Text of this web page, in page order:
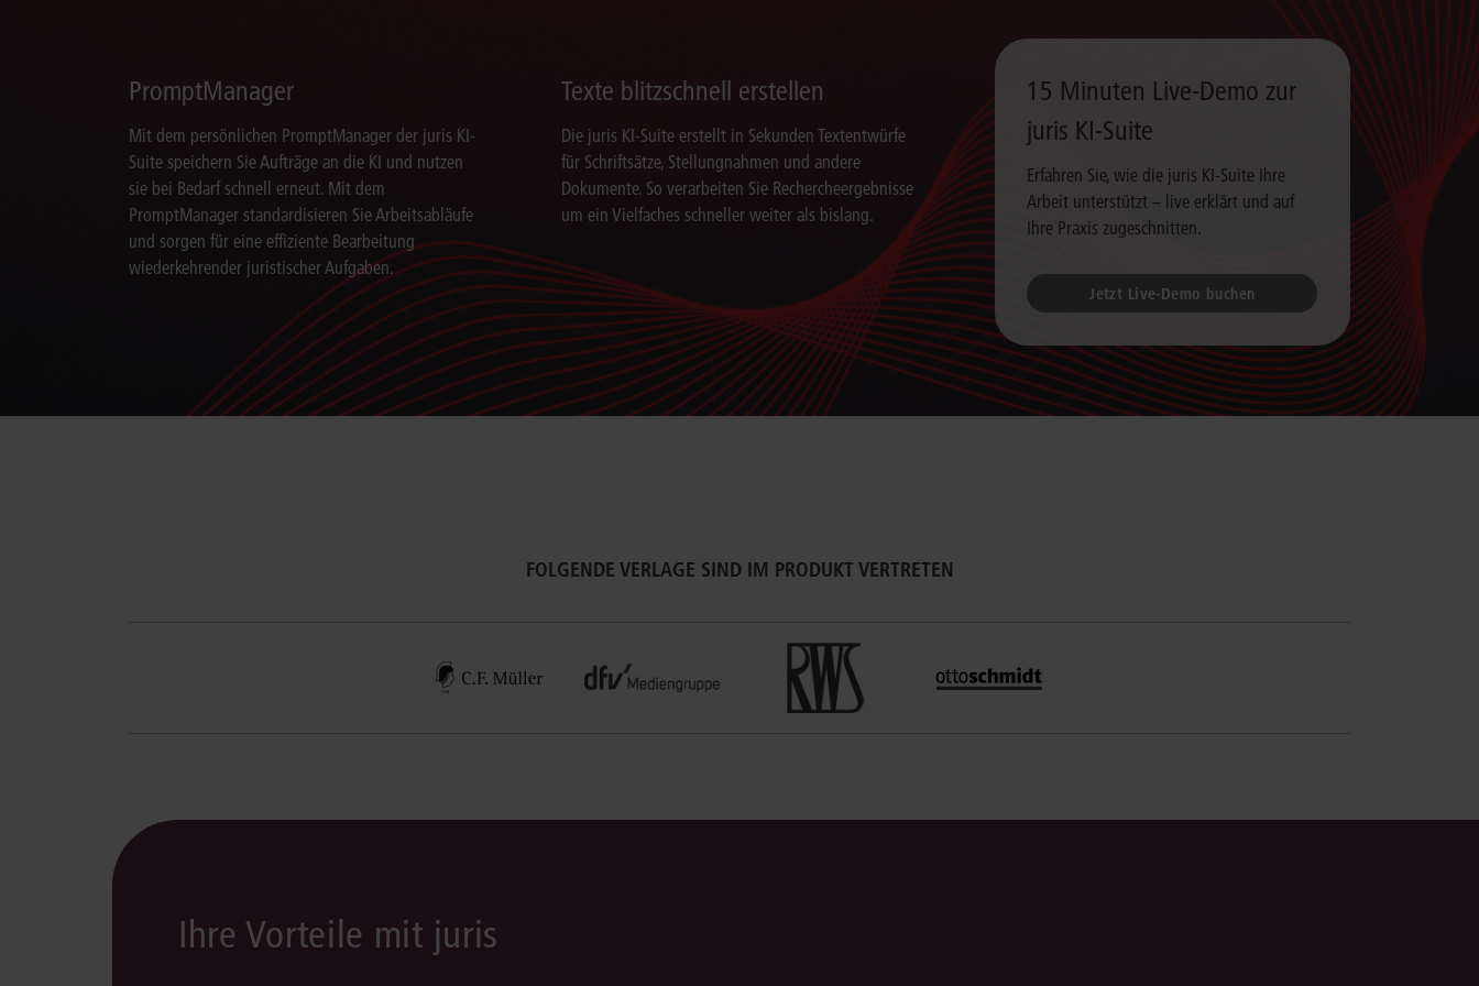
PromptManager
Mit dem persönlichen PromptManager der juris KI-
Suite speichern Sie Aufträge an die KI und nutzen
sie bei Bedarf schnell erneut. Mit dem
PromptManager standardisieren Sie Arbeitsabläufe
und sorgen für eine effiziente Bearbeitung
wiederkehrender juristischer Aufgaben.
Texte blitzschnell erstellen
Die juris KI-Suite erstellt in Sekunden Textentwürfe
für Schriftsätze, Stellungnahmen und andere
Dokumente. So verarbeiten Sie Rechercheergebnisse
um ein Vielfaches schneller weiter als bislang.
15 Minuten Live-Demo zur
juris KI-Suite
Erfahren Sie, wie die juris KI-Suite Ihre
Arbeit unterstützt – live erklärt und auf
Ihre Praxis zugeschnitten.
Jetzt Live-Demo buchen
FOLGENDE VERLAGE SIND IM PRODUKT VERTRETEN
Ihre Vorteile mit juris